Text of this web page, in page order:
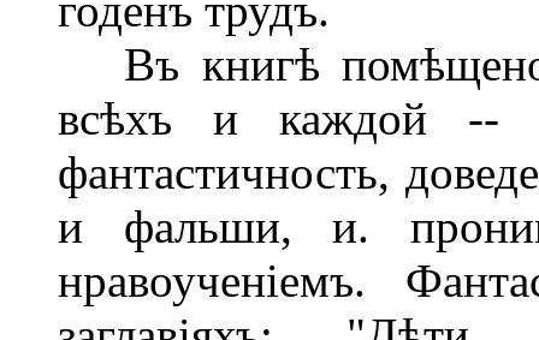
годенъ трудъ.
Въ книгѣ помѣщено
всѣхъ и каждой --
фантастичность,
и фальши, и.
нравоученіемъ.